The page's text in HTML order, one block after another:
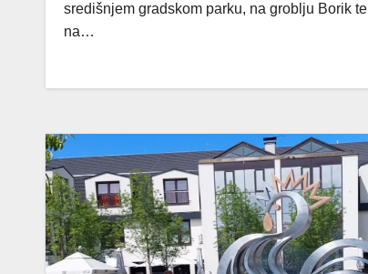
središnjem gradskom parku, na groblju Borik te
na…